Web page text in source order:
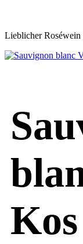
Lieblicher